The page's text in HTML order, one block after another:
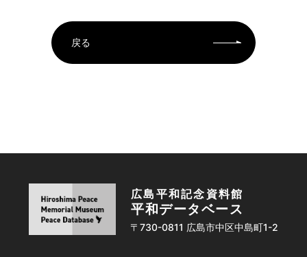
戻る
広島平和記念資料館
平和データベース
〒730-0811 広島市中区中島町1-2